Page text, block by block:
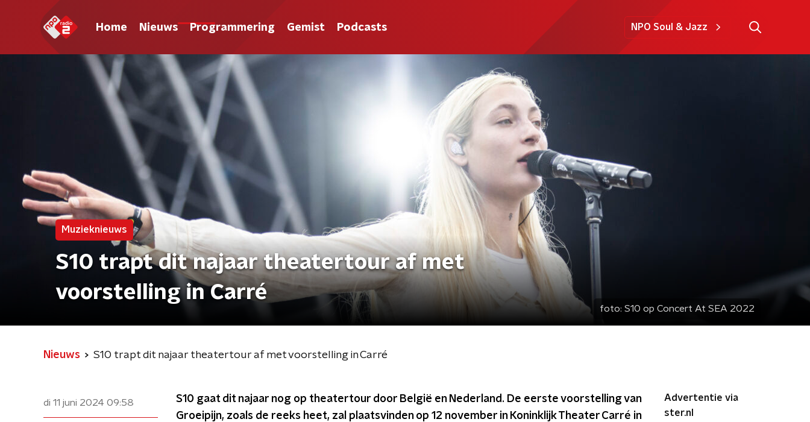
Home Nieuws Programmering Gemist Podcasts NPO Soul & Jazz
Muzieknieuws
S10 trapt dit najaar theatertour af met
voorstelling in Carré
foto: S10 op Concert At SEA 2022
Nieuws S10 trapt dit najaar theatertour af met voorstelling in Carré
di 11 juni 2024 09:58
S10 gaat dit najaar nog op theatertour door België en Nederland. De eerste voorstelling van
Groeipijn, zoals de reeks heet, zal plaatsvinden op 12 november in Koninklijk Theater Carré in
Advertentie via
ster.nl